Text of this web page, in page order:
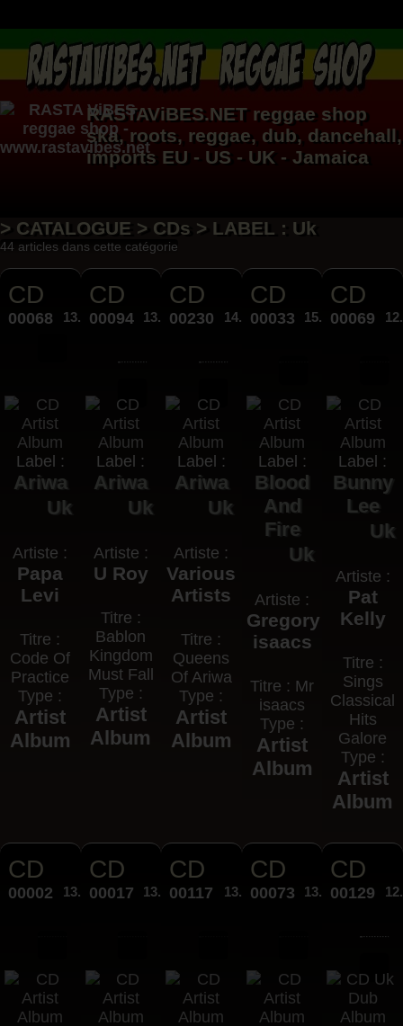
RASTAViBES.NET reggae shop
ska, roots, reggae, dub, dancehall,
imports EU - US - UK - Jamaica
> CATALOGUE > CDs > LABEL : Uk
44 articles dans cette catégorie
CD
00068 13.00€
Label :
Ariwa
Uk
Artiste :
Papa
Levi
Titre :
Code Of
Practice
Type :
Artist
Album
CD
00094 13.00€
Label :
Ariwa
Uk
Artiste :
U Roy
Titre :
Bablon
Kingdom
Must Fall
Type :
Artist
Album
CD
00230 14.50€
Label :
Ariwa
Uk
Artiste :
Various
Artists
Titre :
Queens
Of Ariwa
Type :
Artist
Album
CD
00033 15.00€
Label :
Blood
And
Fire
Uk
Artiste :
Gregory
isaacs
Titre : Mr
isaacs
Type :
Artist
Album
CD
00069
Label :
Bunny
Lee
Uk
Artiste :
Pat
Kelly
Titre :
Sings
Classical
Hits
Galore
Type :
Artist
Album
CD
00002 13.00€
CD
00017 13.00€
CD
00117 13.00€
CD
00073 13.00€
CD
00129